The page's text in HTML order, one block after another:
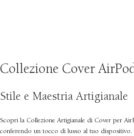
Collezione Cover
Stile e Maestria Artigianale
Scopri la Collezione Artigianale di Cover per
conferendo un tocco di lusso al tuo dispositivo.